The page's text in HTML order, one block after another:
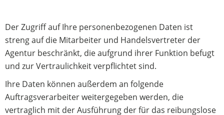
Der Zugriff auf Ihre personenbezogenen Daten ist
streng auf die Mitarbeiter und Handelsvertreter der
Agentur beschränkt, die aufgrund ihrer Funktion befugt
und zur Vertraulichkeit verpflichtet sind.
Ihre Daten können außerdem an folgende
Auftragsverarbeiter weitergegeben werden, die
vertraglich mit der Ausführung der für das reibungslose